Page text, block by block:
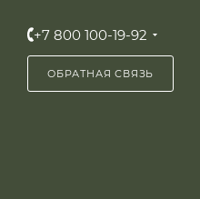
+7 800 100-19-92
ОБРАТНАЯ СВЯЗЬ